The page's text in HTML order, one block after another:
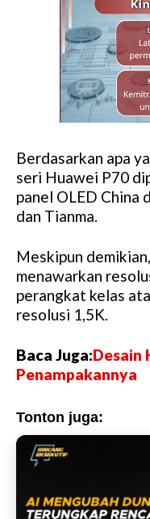
Berdasarkan apa
seri Huawei P70
panel OLED China
dan Tianma.
Meskipun
menawarkan
perangkat kelas
resolusi 1,5K.
Baca Juga:Desain
Penampakannya
Tonton juga: